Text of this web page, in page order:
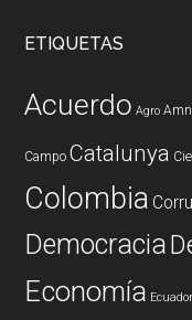
ETIQUETAS
Acuerdo Agro
Campo Catalunya
Colombia
Democracia
Economía Ecuador